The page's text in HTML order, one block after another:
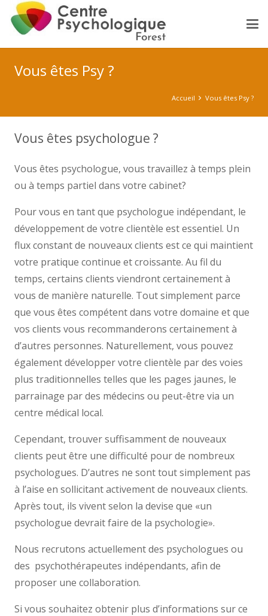
Vous êtes Psy ?
Accueil Vous êtes Psy ?
Vous êtes psychologue ?
Vous êtes psychologue, vous travaillez à temps plein
ou à temps partiel dans votre cabinet?
Pour vous en tant que psychologue indépendant, le
développement de votre clientèle est essentiel. Un
flux constant de nouveaux clients est ce qui maintient
votre pratique continue et croissante. Au fil du
temps, certains clients viendront certainement à
vous de manière naturelle. Tout simplement parce
que vous êtes compétent dans votre domaine et que
vos clients vous recommanderons certainement à
d’autres personnes. Naturellement, vous pouvez
également développer votre clientèle par des voies
plus traditionnelles telles que les pages jaunes, le
parrainage par des médecins ou peut-être via un
centre médical local.
Cependant, trouver suffisamment de nouveaux
clients peut être une difficulté pour de nombreux
psychologues. D’autres ne sont tout simplement pas
à l’aise en sollicitant activement de nouveaux clients.
Après tout, ils vivent selon la devise que «un
psychologue devrait faire de la psychologie».
Nous recrutons actuellement des psychologues ou
des psychothérapeutes indépendants, afin de
proposer une collaboration.
Si vous souhaitez obtenir plus d’informations sur ce